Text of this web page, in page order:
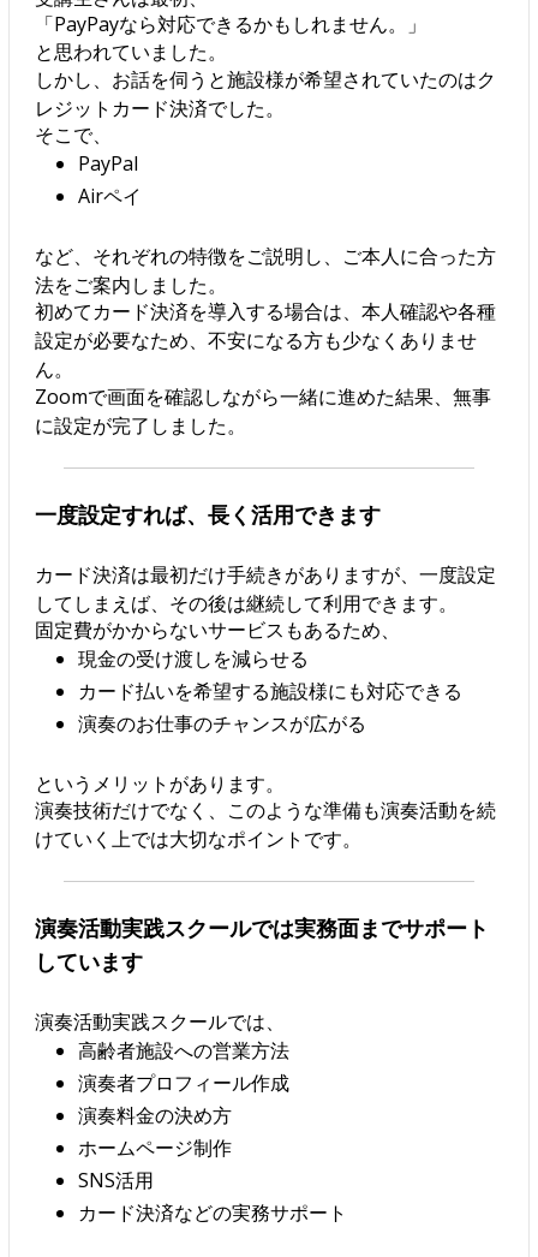
「PayPayなら対応できるかもしれません。」
と思われていました。
しかし、お話を伺うと施設様が希望されていたのはク
レジットカード決済でした。
そこで、
PayPal
Airペイ
など、それぞれの特徴をご説明し、ご本人に合った方
法をご案内しました。
初めてカード決済を導入する場合は、本人確認や各種
設定が必要なため、不安になる方も少なくありませ
ん。
Zoomで画面を確認しながら一緒に進めた結果、無事
に設定が完了しました。
一度設定すれば、長く活用できます
カード決済は最初だけ手続きがありますが、一度設定
してしまえば、その後は継続して利用できます。
固定費がかからないサービスもあるため、
現金の受け渡しを減らせる
カード払いを希望する施設様にも対応できる
演奏のお仕事のチャンスが広がる
というメリットがあります。
演奏技術だけでなく、このような準備も演奏活動を続
けていく上では大切なポイントです。
演奏活動実践スクールでは実務面までサポート
しています
演奏活動実践スクールでは、
高齢者施設への営業方法
演奏者プロフィール作成
演奏料金の決め方
ホームページ制作
SNS活用
カード決済などの実務サポート